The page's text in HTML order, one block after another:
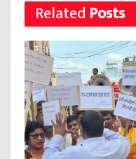
Related Posts